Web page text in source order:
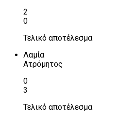
2
0
Τελικό αποτέλεσμα
Λαμία
Ατρόμητος
0
3
Τελικό αποτέλεσμα